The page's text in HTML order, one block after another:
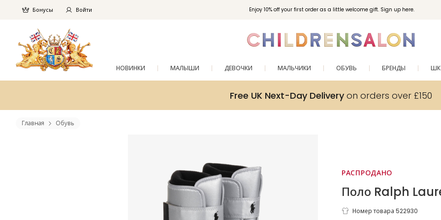
Enjoy 10% off your first order as a little welcome gift. Sign up here.
Бонусы Войти
НОВИНКИ МАЛЫШИ ДЕВОЧКИ МАЛЬЧИКИ ОБУВЬ БРЕНДЫ
Free UK Next-Day Deliveryon orders over £150
Главная Обувь
РАСПРОДАНО
Поло Ralph
Номер товара 522930